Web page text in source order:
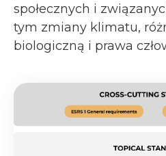
społecznych i
tym zmiany klimatu,
biologiczną i prawa